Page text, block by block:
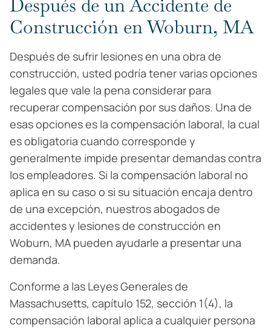
Después de un Accidente de
Construcción en Woburn, MA
Después de sufrir lesiones en una obra de
construcción, usted podría tener varias opciones
legales que vale la pena considerar para
recuperar compensación por sus daños. Una de
esas opciones es la compensación laboral, la cual
es obligatoria cuando corresponde y
generalmente impide presentar demandas contra
los empleadores. Si la compensación laboral no
aplica en su caso o si su situación encaja dentro
de una excepción, nuestros abogados de
accidentes y lesiones de construcción en
Woburn, MA pueden ayudarle a presentar una
demanda.
Conforme a las Leyes Generales de
Massachusetts, capítulo 152, sección 1(4), la
compensación laboral aplica a cualquier persona